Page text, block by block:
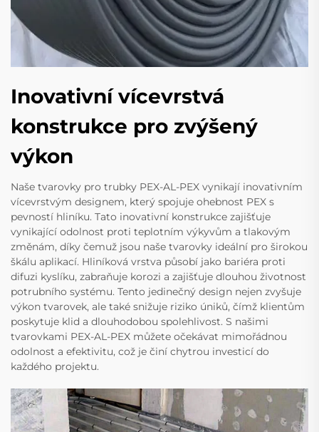
Inovativní vícevrstvá
konstrukce pro zvýšený
výkon
Naše tvarovky pro trubky PEX-AL-PEX vynikají inovativním
vícevrstvým designem, který spojuje ohebnost PEX s
pevností hliníku. Tato inovativní konstrukce zajišťuje
vynikající odolnost proti teplotním výkyvům a tlakovým
změnám, díky čemuž jsou naše tvarovky ideální pro širokou
škálu aplikací. Hliníková vrstva působí jako bariéra proti
difuzi kyslíku, zabraňuje korozi a zajišťuje dlouhou životnost
potrubního systému. Tento jedinečný design nejen zvyšuje
výkon tvarovek, ale také snižuje riziko úniků, čímž klientům
poskytuje klid a dlouhodobou spolehlivost. S našimi
tvarovkami PEX-AL-PEX můžete očekávat mimořádnou
odolnost a efektivitu, což je činí chytrou investicí do
každého projektu.